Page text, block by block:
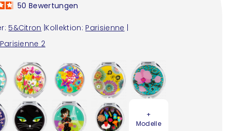
5&Citron Kollektion: Parisienne
Parisienne 2
50 Bewertungen
+
Modelle